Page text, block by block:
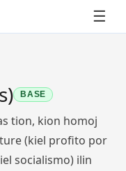
☰
BASE
tion, kion homoj
(kiel profito por
socialismo) ilin